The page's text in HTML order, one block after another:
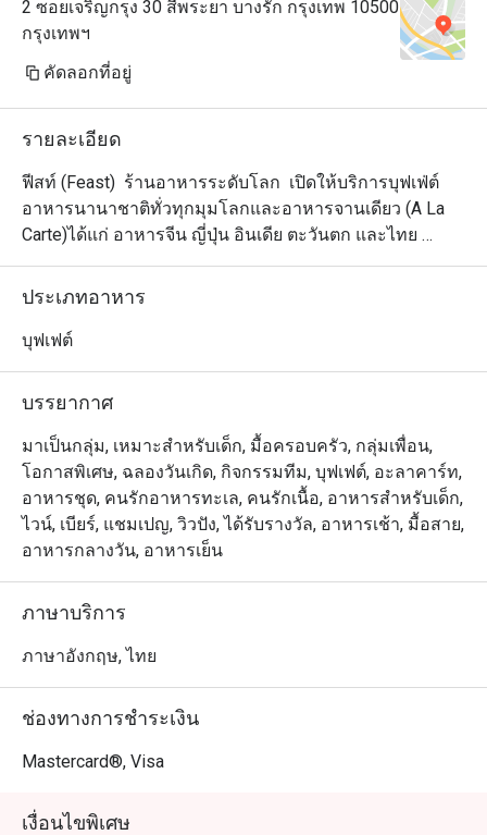
2 ซอยเจริญกรุง 30 สี่พระยา บางรัก กรุงเทพ 10500
กรุงเทพฯ
คัดลอกที่อยู่
รายละเอียด
ฟีสท์ (Feast)  ร้านอาหารระดับโลก  เปิดให้บริการบุฟเฟ่ต์
อาหารนานาชาติทั่วทุกมุมโลกและอาหารจานเดียว (A La
Carte)ได้แก่ อาหารจีน ญี่ปุ่น อินเดีย ตะวันตก และไทย
พิซซ่าและพาสต้าที่เลือกหน้าเองได้ ปรุงแต่งในครัวแบบเปิด
โล่ง นอกจากนี้ ยังมีที่ปรุงอาหารแบบสั่งได้ ปรุงแต่งรสชาติ
หลากหลาย ตั้งแต่ซูชิโรลสดใหม่และพิซซ่าอบเตาถ่าน ไป
ตะวันออกไว้ด้วยกัน พร้อมชมทิวทัศน์แม่น้ำเจ้าพระยาที่น่า
ตื่นตาตื่นใจ
ประเภทอาหาร
บุฟเฟต์
บรรยากาศ
มาเป็นกลุ่ม, เหมาะสำหรับเด็ก, มื้อครอบครัว, กลุ่มเพื่อน,
โอกาสพิเศษ, ฉลองวันเกิด, กิจกรรมทีม, บุฟเฟต์, อะลาคาร์ท,
อาหารชุด, คนรักอาหารทะเล, คนรักเนื้อ, อาหารสำหรับเด็ก,
ไวน์, เบียร์, แชมเปญ, วิวปัง, ได้รับรางวัล, อาหารเช้า, มื้อสาย,
อาหารกลางวัน, อาหารเย็น
ภาษาบริการ
ภาษาอังกฤษ, ไทย
ช่องทางการชำระเงิน
Mastercard®, Visa
เงื่อนไขพิเศษ